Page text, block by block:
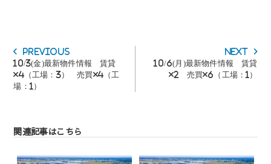
投
稿
ナ
ビ
ゲ
ン
PreviousPrevious
post:
10/3(金)最新物件情報 賃貸
×4（工場：3） 売買×4（工
場：1）
Next
post:
10/6(月)最新物件情報 賃貸
×2 売買×6（工場：1）
関連記事はこちら